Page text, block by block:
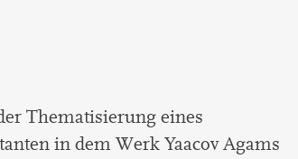
Thematisierung eines
in dem Werk Yaacov Agams